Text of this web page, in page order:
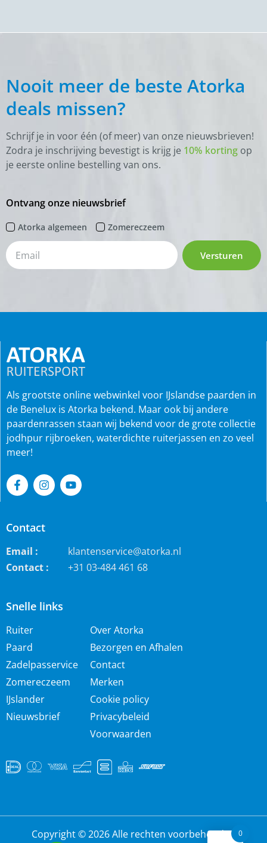
Nooit meer de beste Atorka
deals missen?
Schrijf je in voor één (of meer) van onze nieuwsbrieven!
Zodra je inschrijving bevestigt is krijg je 10% korting op
je eerste online bestelling van ons.
Ontvang onze nieuwsbrief
Atorka algemeen Zomereczeem
Versturen
Snelle links
Ruiter
Paard
Zadelpasservice
Zomereczeem
IJslander
Nieuwsbrief
Over Atorka
Bezorgen en Afhalen
Contact
Merken
Cookie policy
Privacybeleid
Voorwaarden
Als grootste online webwinkel voor IJslandse paarden in
de Benelux is Atorka bekend. Maar ook bij andere
paardenrassen staan wij bekend voor de grote collectie
jodhpur rijbroeken, waterdichte ruiterjassen en zo veel
meer!
Contact
Email :
klantenservice@atorka.nl
Contact :
+31 03-484 461 68
Copyright © 2026 Alle rechten voorbehouden 0